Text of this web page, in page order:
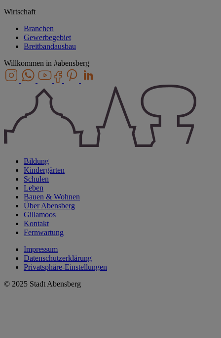
Wirtschaft
Branchen
Gewerbegebiet
Breitbandausbau
Willkommen in #abensberg
Bildung
Kindergärten
Schulen
Leben
Bauen & Wohnen
Über Abensberg
Gillamoos
Kontakt
Fernwartung
Impressum
Datenschutzerklärung
Privatsphäre-Einstellungen
© 2025 Stadt Abensberg